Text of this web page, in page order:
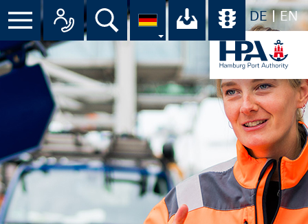
DE EN
Suche Ihr Download-